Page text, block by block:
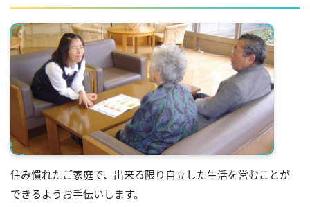
住み慣れたご家庭で、出来る限り自立した生活を営むことが
できるようお手伝いします。